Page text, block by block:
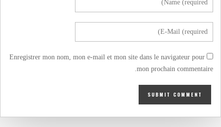
Enregistrer mon nom, mon e-mail et mon site dans le navigateur pour
mon prochain commentaire.